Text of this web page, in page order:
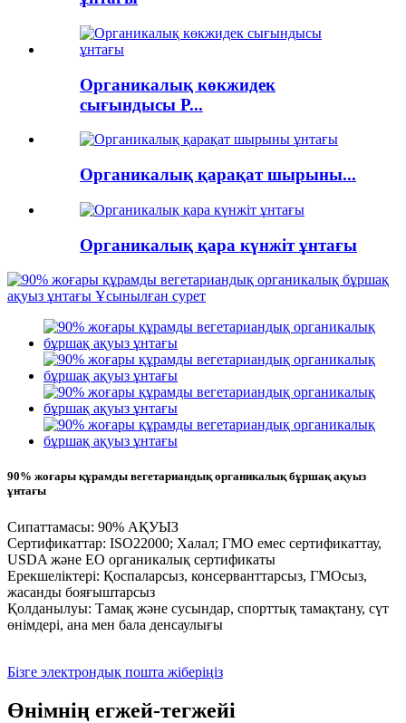
Органикалық көкжидек
сығындысы P...
Органикалық қарақат шырыны...
Органикалық қара күнжіт ұнтағы
90% жоғары құрамды вегетариандық органикалық бұршақ ақуыз
ұнтағы
Сипаттамасы: 90% АҚУЫЗ
Сертификаттар: ISO22000; Халал; ГМО емес сертификаттау,
USDA және ЕО органикалық сертификаты
Ерекшеліктері: Қоспаларсыз, консерванттарсыз, ГМОсыз,
жасанды бояғыштарсыз
Қолданылуы: Тамақ және сусындар, спорттық тамақтану, сүт
өнімдері, ана мен бала денсаулығы
Бізге электрондық пошта жіберіңіз
Өнімнің егжей-тегжейі